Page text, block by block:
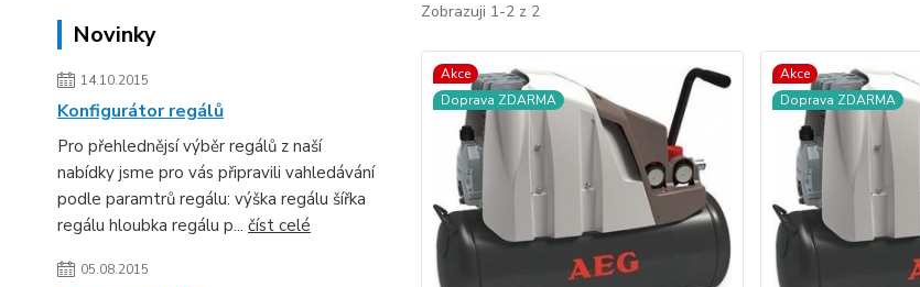
Novinky
14.10.2015
Konfigurátor regálů
Pro přehlednějsí výběr regálů z naší
nabídky jsme pro vás připravili vahledávání
podle paramtrů regálu: výška regálu šířka
regálu hloubka regálu p... číst celé
05.08.2015
Zobrazuji 1-2 z 2
Akce
Doprava ZDARMA
Akce
Doprava ZDARMA